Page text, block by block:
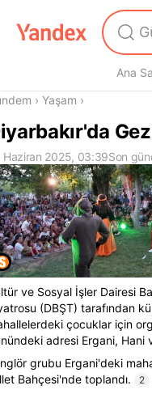
Ana
› Yaşam ›
Haziran 2025, 03:39Son
ve Sosyal İşler Dairesi
(DBŞT) tarafından
çocuklar için
adresi Ergani, Hani
grubu Ergani'deki
Bahçesi'nde toplandı.
2